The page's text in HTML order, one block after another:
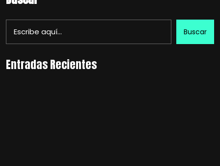
Buscar
Entradas Recientes